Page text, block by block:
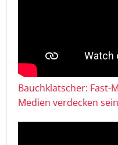
Bauchklatscher:
Medien verdecken